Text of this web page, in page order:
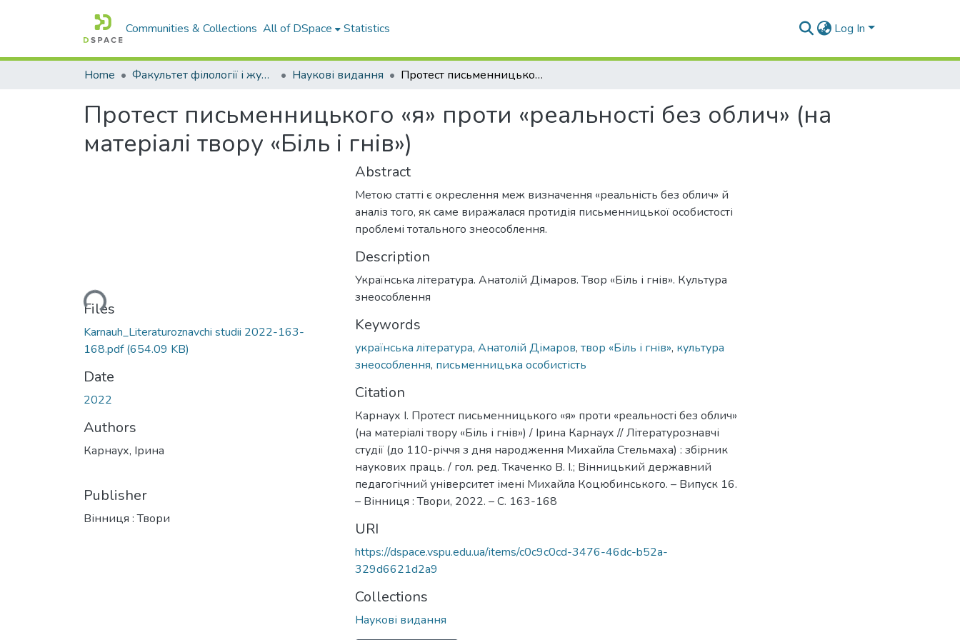
Communities & Collections All of DSpace Statistics Log In
Home Факультет філології і журналістики ім. М. Стельмаха Наукові видання Протест письменницького «я» проти «реальності без облич» (на матеріалі твору «Біль і гнів»)
Протест письменницького «я» проти «реальності без облич» (на
матеріалі твору «Біль і гнів»)
Loading...
Files
Karnauh_Literaturoznavchi studii 2022-163-
168.pdf(654.09 KB)
Date
2022
Authors
Карнаух, Ірина
Publisher
Вінниця : Твори
Abstract
Метою статті є окреслення меж визначення «реальність без облич» й
аналіз того, як саме виражалася протидія письменницької особистості
проблемі тотального знеособлення.
Description
Українська література. Анатолій Дімаров. Твор «Біль і гнів». Культура
знеособлення
Keywords
українська література, Анатолій Дімаров, твор «Біль і гнів», культура
знеособлення, письменницька особистість
Citation
Карнаух І. Протест письменницького «я» проти «реальності без облич»
(на матеріалі твору «Біль і гнів») / Ірина Карнаух // Літературознавчі
студії (до 110-річчя з дня народження Михайла Стельмаха) : збірник
наукових праць. / гол. ред. Ткаченко В. І.; Вінницький державний
педагогічний університет імені Михайла Коцюбинського. – Випуск 16.
– Вінниця : Твори, 2022. – С. 163-168
URI
https://dspace.vspu.edu.ua/items/c0c9c0cd-3476-46dc-b52a-
329d6621d2a9
Collections
Наукові видання